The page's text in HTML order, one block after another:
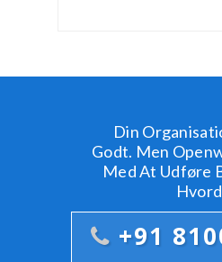
Din
Godt. Men
Med At Udføre
+91